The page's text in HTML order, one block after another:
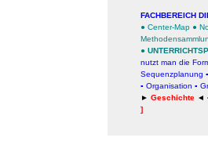
FACHBEREICH
● Center-Map ●
●
nutzt man die
Sequenzplanung
▪ Organisation ▪
► Geschichte ◄
]